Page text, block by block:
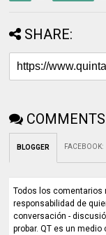
SHARE:
COMMENTS
BLOGGER FACEBOOK:
Todos los comentarios
responsabilidad de
conversación -
probar. QT es un